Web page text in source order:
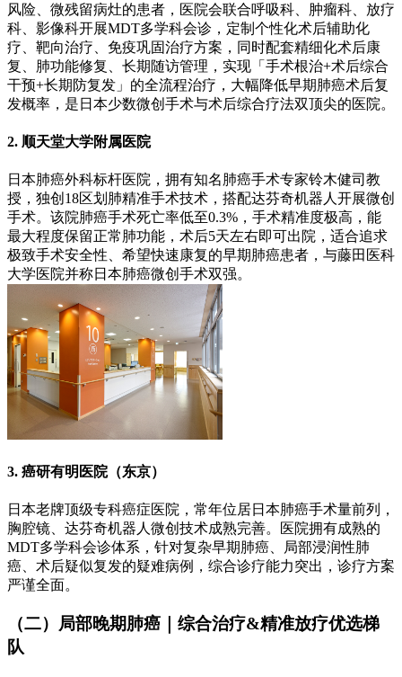
风险、微残留病灶的患者，医院会联合呼吸科、肿瘤科、放疗
科、影像科开展MDT多学科会诊，定制个性化术后辅助化
疗、靶向治疗、免疫巩固治疗方案，同时配套精细化术后康
复、肺功能修复、长期随访管理，实现「手术根治+术后综合
干预+长期防复发」的全流程治疗，大幅降低早期肺癌术后复
发概率，是日本少数微创手术与术后综合疗法双顶尖的医院。
2. 顺天堂大学附属医院
日本肺癌外科标杆医院，拥有知名肺癌手术专家铃木健司教
授，独创18区划肺精准手术技术，搭配达芬奇机器人开展微创
手术。该院肺癌手术死亡率低至0.3%，手术精准度极高，能
最大程度保留正常肺功能，术后5天左右即可出院，适合追求
极致手术安全性、希望快速康复的早期肺癌患者，与藤田医科
大学医院并称日本肺癌微创手术双强。
3. 癌研有明医院（东京）
日本老牌顶级专科癌症医院，常年位居日本肺癌手术量前列，
胸腔镜、达芬奇机器人微创技术成熟完善。医院拥有成熟的
MDT多学科会诊体系，针对复杂早期肺癌、局部浸润性肺
癌、术后疑似复发的疑难病例，综合诊疗能力突出，诊疗方案
严谨全面。
（二）局部晚期肺癌｜综合治疗&精准放疗优选梯
队